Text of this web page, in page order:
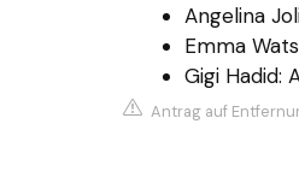
Angelina
Emma
Gigi Hadid:
Antrag auf